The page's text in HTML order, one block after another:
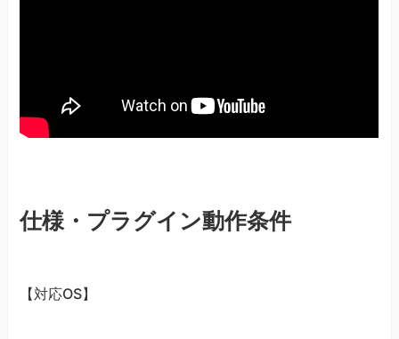
仕様・プラグイン動作条件
【対応OS】